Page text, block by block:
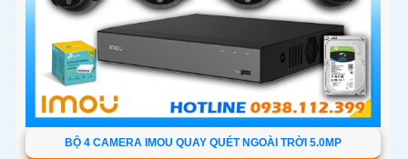
BỘ 4 CAMERA IMOU QUAY QUÉT NGOÀI TRỜI 5.0MP